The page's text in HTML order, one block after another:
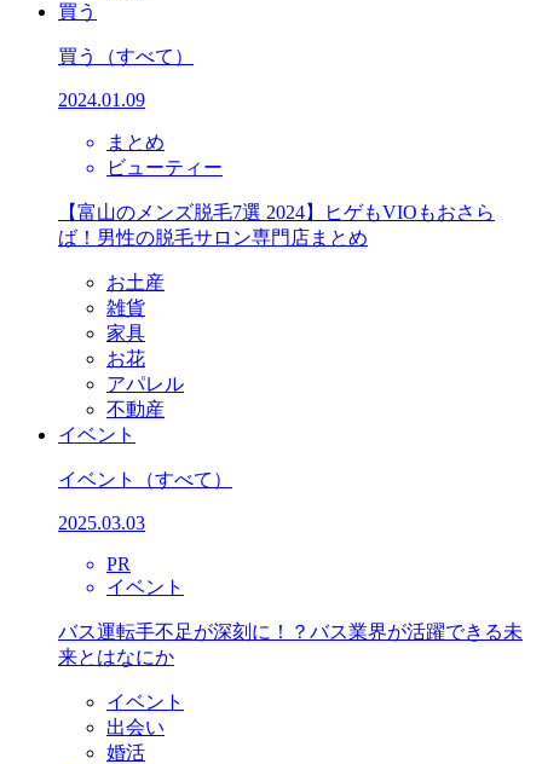
買う
買う （すべて）
2024.01.09
まとめ
ビューティー
【富山のメンズ脱毛7選 2024】ヒゲもVIOもおさら
ば！男性の脱毛サロン専門店まとめ
お土産
雑貨
家具
お花
アパレル
不動産
イベント
イベント （すべて）
2025.03.03
PR
イベント
バス運転手不足が深刻に！？バス業界が活躍できる未
来とはなにか
イベント
出会い
婚活